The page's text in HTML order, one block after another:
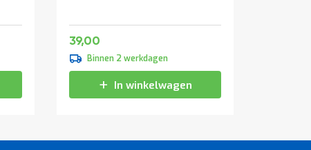
Speciale
prijs
39,00
Binnen 2 werkdagen
In winkelwagen